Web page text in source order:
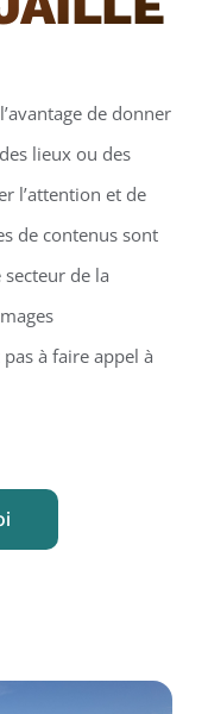
de donner
lieux ou des
l’attention et de
de contenus sont
de la
à faire appel à